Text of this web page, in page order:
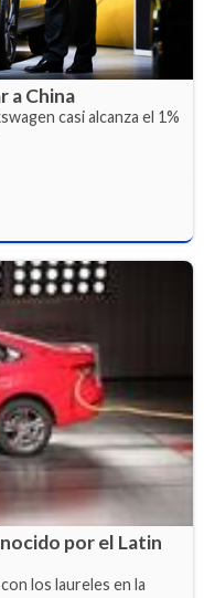
a China
casi alcanza el 1%
por el Latin
los laureles en la